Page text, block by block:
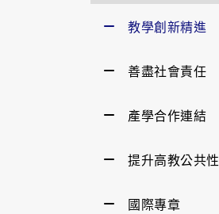
教學創新精進
善盡社會責任
產學合作連結
提升高教公共性
國際專章